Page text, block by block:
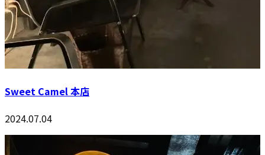
Sweet Camel 本店
2024.07.04